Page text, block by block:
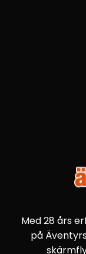
Med 28 års
på